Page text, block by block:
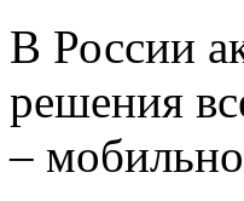
В России
решения
–